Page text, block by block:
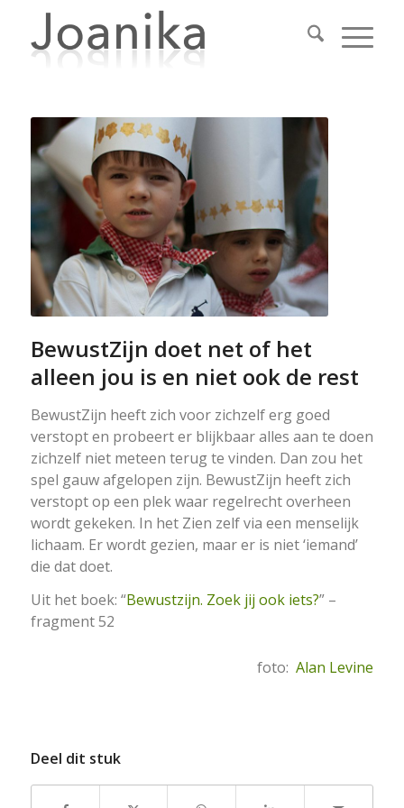
BewustZijn doet net of het
alleen jou is en niet ook de rest
BewustZijn heeft zich voor zichzelf erg goed
verstopt en probeert er blijkbaar alles aan te doen
zichzelf niet meteen terug te vinden. Dan zou het
spel gauw afgelopen zijn. BewustZijn heeft zich
verstopt op een plek waar regelrecht overheen
wordt gekeken. In het Zien zelf via een menselijk
lichaam. Er wordt gezien, maar er is niet ‘iemand’
die dat doet.
Uit het boek: “Bewustzijn. Zoek jij ook iets?” –
fragment 52
foto:Alan Levine
Deel dit stuk